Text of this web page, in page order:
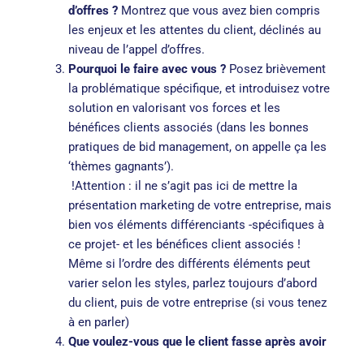
d’offres ? Montrez que vous avez bien compris
les enjeux et les attentes du client, déclinés au
niveau de l’appel d’offres.
Pourquoi le faire avec vous ? Posez brièvement
la problématique spécifique, et introduisez votre
solution en valorisant vos forces et les
bénéfices clients associés (dans les bonnes
pratiques de bid management, on appelle ça les
‘thèmes gagnants’).
!Attention : il ne s’agit pas ici de mettre la
présentation marketing de votre entreprise, mais
bien vos éléments différenciants -spécifiques à
ce projet- et les bénéfices client associés !
Même si l’ordre des différents éléments peut
varier selon les styles, parlez toujours d’abord
du client, puis de votre entreprise (si vous tenez
à en parler)
Que voulez-vous que le client fasse après avoir